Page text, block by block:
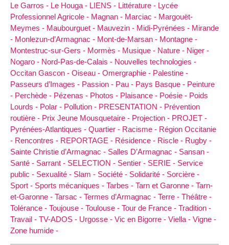
Le Garros - Le Houga - LIENS - Littérature - Lycée
Professionnel Agricole - Magnan - Marciac - Margouët-
Meymes - Maubourguet - Mauvezin - Midi-Pyrénées - Mirande
- Monlezun-d’Armagnac - Mont-de-Marsan - Montagne -
Montestruc-sur-Gers - Mormès - Musique - Nature - Niger -
Nogaro - Nord-Pas-de-Calais - Nouvelles technologies -
Occitan Gascon - Oiseau - Omergraphie - Palestine -
Passeurs d’Images - Passion - Pau - Pays Basque - Peinture
- Perchède - Pézenas - Photos - Plaisance - Poésie - Poids
Lourds - Polar - Pollution - PRESENTATION - Prévention
routière - Prix Jeune Mousquetaire - Projection - PROJET -
Pyrénées-Atlantiques - Quartier - Racisme - Région Occitanie
- Rencontres - REPORTAGE - Résidence - Riscle - Rugby -
Sainte Christie d’Armagnac - Salles D’Armagnac - Sansan -
Santé - Sarrant - SELECTION - Sentier - SERIE - Service
public - Sexualité - Slam - Société - Solidarité - Sorcière -
Sport - Sports mécaniques - Tarbes - Tarn et Garonne - Tarn-
et-Garonne - Tarsac - Termes d’Armagnac - Terre - Théâtre -
Tolérance - Toujouse - Toulouse - Tour de France - Tradition -
Travail - TV-ADOS - Urgosse - Vic en Bigorre - Viella - Vigne -
Zone humide -